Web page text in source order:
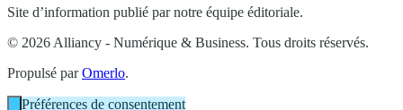
Site d’information publié par notre équipe éditoriale.
© 2026 Alliancy - Numérique & Business. Tous droits réservés.
Propulsé parOmerlo.
Préférences de consentement